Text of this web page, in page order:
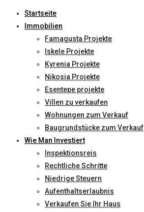
Startseite
Immobilien
Famagusta Projekte
Iskele Projekte
Kyrenia Projekte
Nikosia Projekte
Esentepe projekte
Villen zu verkaufen
Wohnungen zum Verkauf
Baugrundstücke zum Verkauf
Wie Man Investiert
Inspektionsreis
Rechtliche Schritte
Niedrige Steuern
Aufenthaltserlaubnis
Verkaufen Sie Ihr Haus